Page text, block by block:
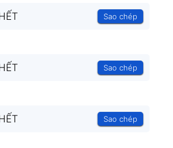
Sao chép
Sao chép
Sao chép